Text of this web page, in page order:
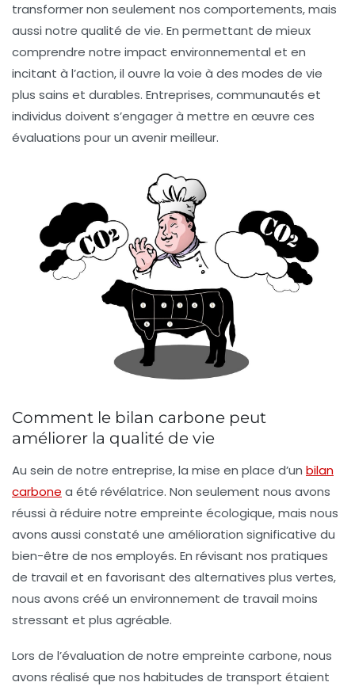
transformer non seulement nos comportements, mais
aussi notre qualité de vie. En permettant de mieux
comprendre notre impact environnemental et en
incitant à l’action, il ouvre la voie à des modes de vie
plus sains et durables. Entreprises, communautés et
individus doivent s’engager à mettre en œuvre ces
évaluations pour un avenir meilleur.
Comment le bilan carbone peut
améliorer la qualité de vie
Au sein de notre entreprise, la mise en place d’un bilan
carbone a été révélatrice. Non seulement nous avons
réussi à réduire notre empreinte écologique, mais nous
avons aussi constaté une amélioration significative du
bien-être de nos employés. En révisant nos pratiques
de travail et en favorisant des alternatives plus vertes,
nous avons créé un environnement de travail moins
stressant et plus agréable.
Lors de l’évaluation de notre empreinte carbone, nous
avons réalisé que nos habitudes de transport étaient